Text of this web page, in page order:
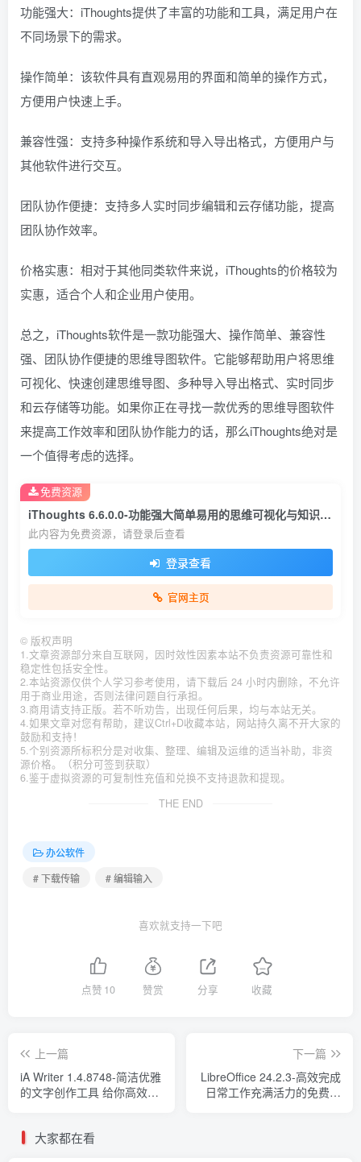
功能强大：iThoughts提供了丰富的功能和工具，满足用户在
不同场景下的需求。
操作简单：该软件具有直观易用的界面和简单的操作方式，
方便用户快速上手。
兼容性强：支持多种操作系统和导入导出格式，方便用户与
其他软件进行交互。
团队协作便捷：支持多人实时同步编辑和云存储功能，提高
团队协作效率。
价格实惠：相对于其他同类软件来说，iThoughts的价格较为
实惠，适合个人和企业用户使用。
总之，iThoughts软件是一款功能强大、操作简单、兼容性
强、团队协作便捷的思维导图软件。它能够帮助用户将思维
可视化、快速创建思维导图、多种导入导出格式、实时同步
和云存储等功能。如果你正在寻找一款优秀的思维导图软件
来提高工作效率和团队协作能力的话，那么iThoughts绝对是
一个值得考虑的选择。
iThoughts 6.6.0.0-功能强大简单易用的思维可视化与知识管理的利器
此内容为免费资源，请登录后查看
登录查看
官网主页
免费资源
© 版权声明
1.文章资源部分来自互联网，因时效性因素本站不负责资源可靠性和
稳定性包括安全性。
2.本站资源仅供个人学习参考使用，请下载后 24 小时内删除，不允许
用于商业用途，否则法律问题自行承担。
3.商用请支持正版。若不听劝告，出现任何后果，均与本站无关。
4.如果文章对您有帮助，建议Ctrl+D收藏本站，网站持久离不开大家的
鼓励和支持！
5.个别资源所标积分是对收集、整理、编辑及运维的适当补助，非资
源价格。（积分可签到获取）
6.鉴于虚拟资源的可复制性充值和兑换不支持退款和提现。
THE END
办公软件
# 下载传输
# 编辑输入
喜欢就支持一下吧
点赞 10 赞赏 分享 收藏
上一篇
iA Writer 1.4.8748-简洁优雅
的文字创作工具 给你高效舒
下一篇
LibreOffice 24.2.3-高效完成
日常工作充满活力的免费办
大家都在看